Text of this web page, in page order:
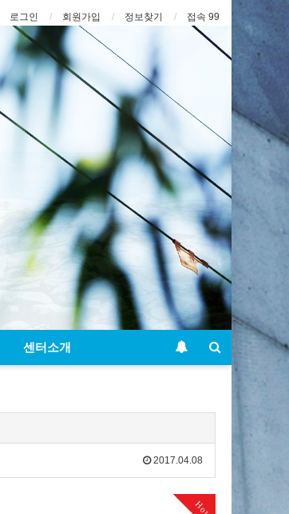
로그인 회원가입 정보찾기 접속 99
센터소개
2017.04.08
Hot